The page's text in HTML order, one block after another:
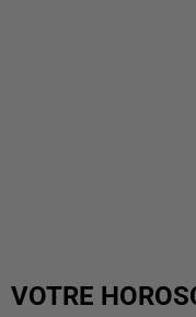
VOTRE